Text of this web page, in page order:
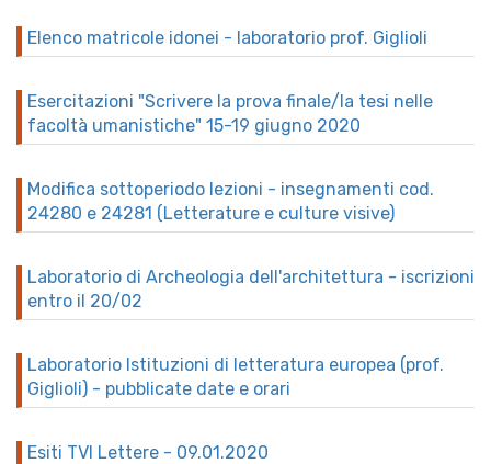
Elenco matricole idonei - laboratorio prof. Giglioli
Esercitazioni "Scrivere la prova finale/la tesi nelle
facoltà umanistiche" 15-19 giugno 2020
Modifica sottoperiodo lezioni - insegnamenti cod.
24280 e 24281 (Letterature e culture visive)
Laboratorio di Archeologia dell'architettura - iscrizioni
entro il 20/02
Laboratorio Istituzioni di letteratura europea (prof.
Giglioli) - pubblicate date e orari
Esiti TVI Lettere - 09.01.2020